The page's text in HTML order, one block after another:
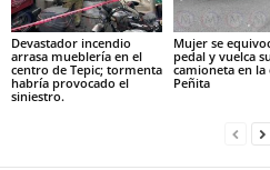
Devastador incendio
arrasa mueblería en el
centro de Tepic; tormenta
habría provocado el
siniestro.
Mujer se
pedal y vuelca su
camioneta en la
Peñita